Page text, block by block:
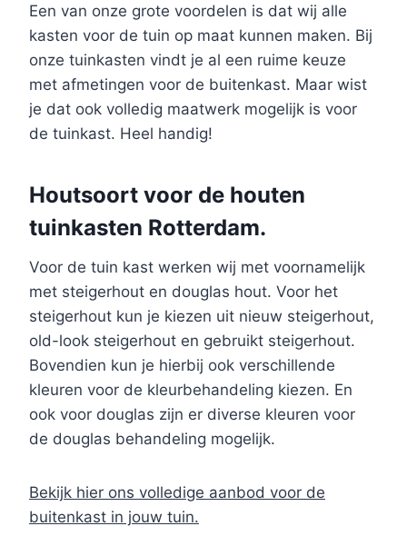
Een van onze grote voordelen is dat wij alle
kasten voor de tuin op maat kunnen maken. Bij
onze tuinkasten vindt je al een ruime keuze
met afmetingen voor de buitenkast. Maar wist
je dat ook volledig maatwerk mogelijk is voor
de tuinkast. Heel handig!
Houtsoort voor de houten
tuinkasten Rotterdam.
Voor de tuin kast werken wij met voornamelijk
met steigerhout en douglas hout. Voor het
steigerhout kun je kiezen uit nieuw steigerhout,
old-look steigerhout en gebruikt steigerhout.
Bovendien kun je hierbij ook verschillende
kleuren voor de kleurbehandeling kiezen. En
ook voor douglas zijn er diverse kleuren voor
de douglas behandeling mogelijk.
Bekijk hier ons volledige aanbod voor de
buitenkast in jouw tuin.